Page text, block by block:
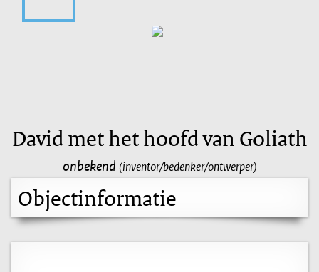
David met het hoofd van Goliath
onbekend (inventor/bedenker/ontwerper)
Objectinformatie